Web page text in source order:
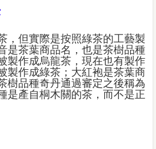
，但實際是按照綠茶的工藝製
是茶葉商品名，也是茶樹品種
製作成烏龍茶，現在也有製作
製作成綠茶；大紅袍是茶葉商
樹品種奇丹通過審定之後稱為
是產自桐木關的茶，而不是正